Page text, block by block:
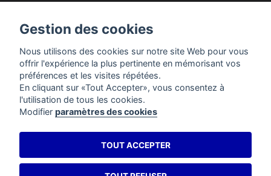
find our contact info in the legal notice.
PRODUCTS
STORE INFORMATION
Gestion des cookies
Nous utilisons des cookies sur notre site Web pour vous
offrir l'expérience la plus pertinente en mémorisant vos
préférences et les visites répétées.
En cliquant sur «Tout Accepter», vous consentez à
l'utilisation de tous les cookies.
Modifier paramètres des cookies
TOUT ACCEPTER